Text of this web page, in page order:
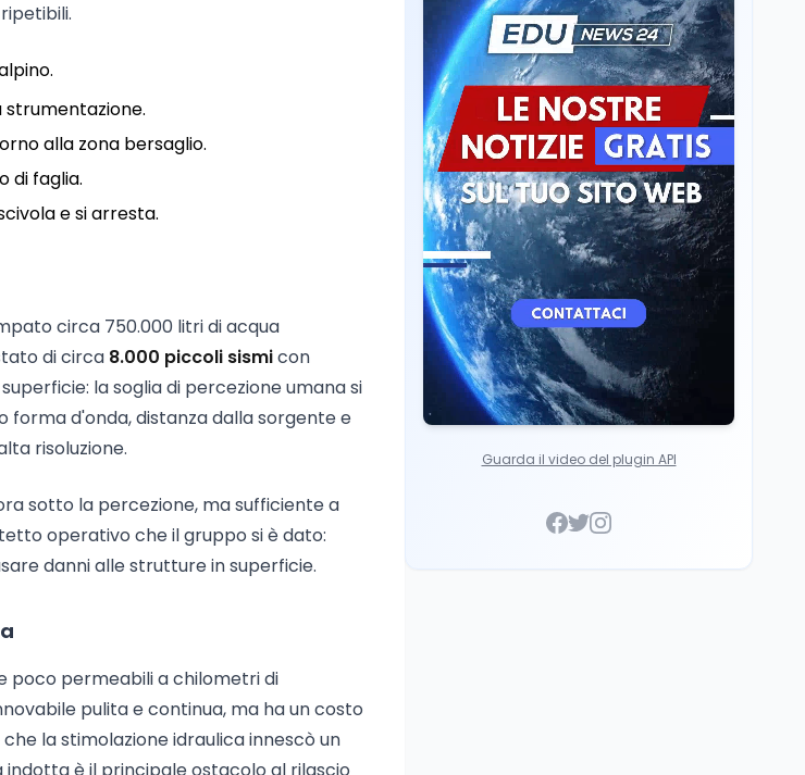
strumentazione.
alla zona bersaglio.
di faglia.
e si arresta.
circa 750.000 litri di acqua
di circa 8.000 piccoli sismicon
la soglia di percezione umana si
forma d'onda, distanza dalla sorgente e
risoluzione.
sotto la percezione, ma sufficiente a
operativo che il gruppo si è dato:
danni alle strutture in superficie.
permeabili a chilometri di
pulita e continua, ma ha un costo
la stimolazione idraulica innescò un
collaborazione con
l'Inps, per l'incontro tra
domanda e offerta di
lavoro
Cultura6 ago
Cinema, chiusa la fase
istruttoria: voto finale il
9 settembre in Aula. La
soddisfazione di
Mollicone
Scuola6 ago
Posizioni economiche
ATA: 46.297 nuove
posizioni economiche
con arretrati fino a
4.150 euro
Guarda il video del plugin API